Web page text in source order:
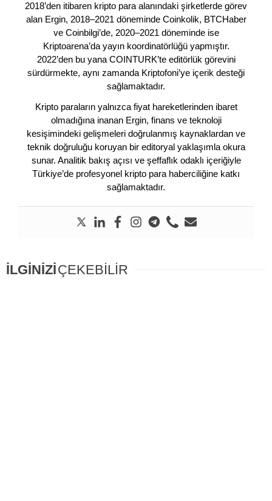
2018’den itibaren kripto para alanındaki şirketlerde görev
alan Ergin, 2018–2021 döneminde Coinkolik, BTCHaber
ve Coinbilgi’de, 2020–2021 döneminde ise
Kriptoarena’da yayın koordinatörlüğü yapmıştır.
2022’den bu yana COINTURK’te editörlük görevini
sürdürmekte, aynı zamanda Kriptofoni’ye içerik desteği
sağlamaktadır.
Kripto paraların yalnızca fiyat hareketlerinden ibaret
olmadığına inanan Ergin, finans ve teknoloji
kesişimindeki gelişmeleri doğrulanmış kaynaklardan ve
teknik doğruluğu koruyan bir editoryal yaklaşımla okura
sunar. Analitik bakış açısı ve şeffaflık odaklı içeriğiyle
Türkiye’de profesyonel kripto para haberciliğine katkı
sağlamaktadır.
İLGİNİZİÇEKEBİLİR